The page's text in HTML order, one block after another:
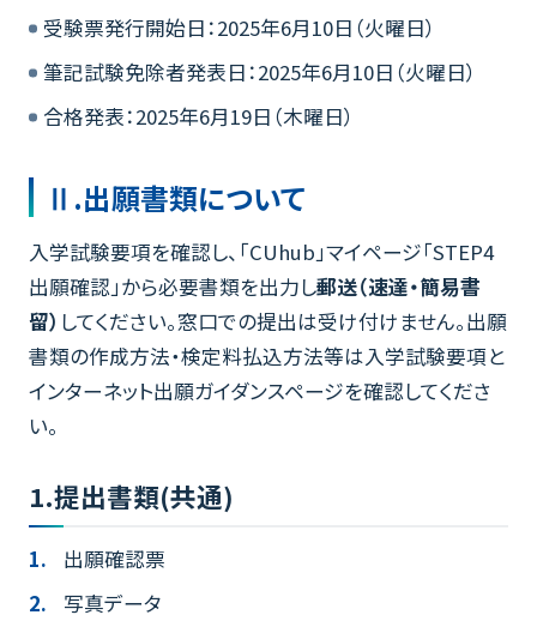
受験票発行開始日：2025年6月10日（火曜日）
筆記試験免除者発表日：2025年6月10日（火曜日）
合格発表：2025年6月19日（木曜日）
Ⅱ.出願書類について
入学試験要項を確認し、「CUhub」マイページ「STEP4
出願確認」から必要書類を出力し郵送（速達・簡易書
留） してください。窓口での提出は受け付けません。出願
書類の作成方法・検定料払込方法等は入学試験要項と
インターネット出願ガイダンスページを確認してくださ
い。
1.提出書類(共通)
出願確認票
写真データ